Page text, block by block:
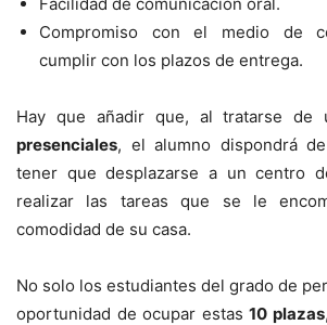
Compromiso con el medio de
cumplir con los plazos de entrega.
Hay que añadir que, al tratarse de
presenciales, el alumno dispondrá
tener que desplazarse a un centro
realizar las tareas que se le
comodidad de su casa.
No solo los estudiantes del grado de
oportunidad de ocupar estas 10 plazas